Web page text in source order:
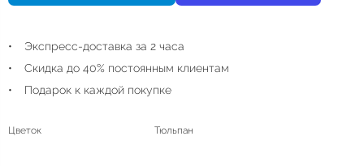
Экспресс-доставка за 2 часа
Скидка до 40% постоянным клиентам
Подарок к каждой покупке
Цветок Тюльпан